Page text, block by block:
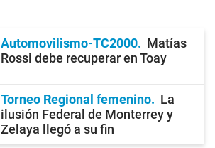
Automovilismo-TC2000
Matías
Rossi debe recuperar en Toay
Torneo Regional femenino
La
ilusión Federal de Monterrey y
Zelaya llegó a su fin